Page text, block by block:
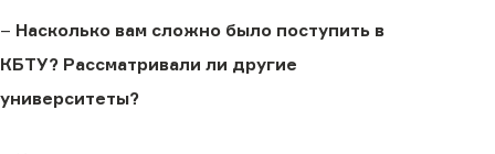
– Насколько вам сложно было поступить в
КБТУ? Рассматривали ли другие
университеты?